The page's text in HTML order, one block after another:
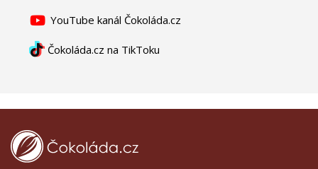
YouTube kanál Čokoláda.cz
Čokoláda.cz na TikToku